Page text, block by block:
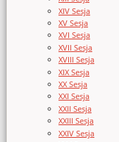
XIV Sesja
XV Sesja
XVI Sesja
XVII Sesja
XVIII Sesja
XIX Sesja
XX Sesja
XXI Sesja
XXII Sesja
XXIII Sesja
XXIV Sesja